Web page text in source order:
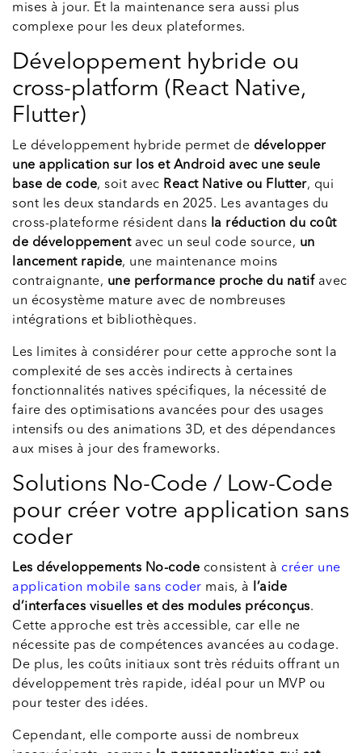
mises à jour. Et la maintenance sera aussi plus
complexe pour les deux plateformes.
Développement hybride ou
cross-platform (React Native,
Flutter)
Le développement hybride permet de développer
une application sur Ios et Android avec une seule
base de code, soit avec React Native ou Flutter, qui
sont les deux standards en 2025. Les avantages du
cross-plateforme résident dans
la réduction du coût
de développementavec un seul code source, un
lancement rapide, une maintenance moins
contraignante, une performance proche du natifavec
un écosystème mature avec de nombreuses
intégrations et bibliothèques.
Les limites à considérer pour cette approche sont la
complexité de ses accès indirects à certaines
fonctionnalités natives spécifiques, la nécessité de
faire des optimisations avancées pour des usages
intensifs ou des animations 3D, et des dépendances
aux mises à jour des frameworks.
Solutions No-Code / Low-Code
pour créer votre application sans
coder
Les développements No-code consistent à créer une
application mobile sans coder mais, à
l’aide
d’interfaces visuelles et des modules préconçus.
Cette approche est très accessible, car elle ne
nécessite pas de compétences avancées au codage.
De plus, les coûts initiaux sont très réduits offrant un
développement très rapide, idéal pour un MVP ou
pour tester des idées.
Cependant, elle comporte aussi de nombreux